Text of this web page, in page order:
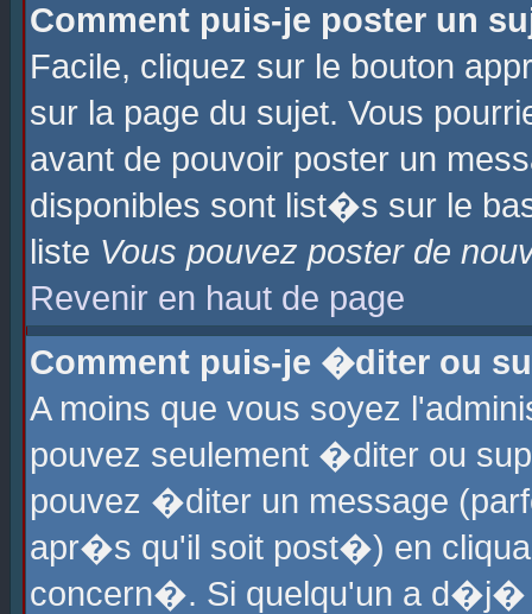
Comment puis-je poster un
Facile, cliquez sur le bouton
sur la page du sujet. Vous
avant de pouvoir poster un
disponibles sont list�s sur le
liste Vous pouvez poster de
Revenir en haut de page
Comment puis-je �diter ou
A moins que vous soyez
pouvez seulement �diter ou
pouvez �diter un message
apr�s qu'il soit post�) en
concern�. Si quelqu'un a